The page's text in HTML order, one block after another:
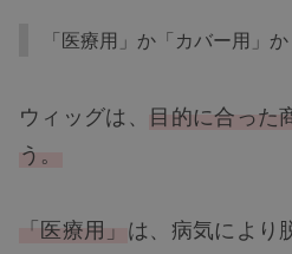
「医療用」か「カバー用」か
ウィッグは、 目的に合った
う。
「医療用」 は、病気により